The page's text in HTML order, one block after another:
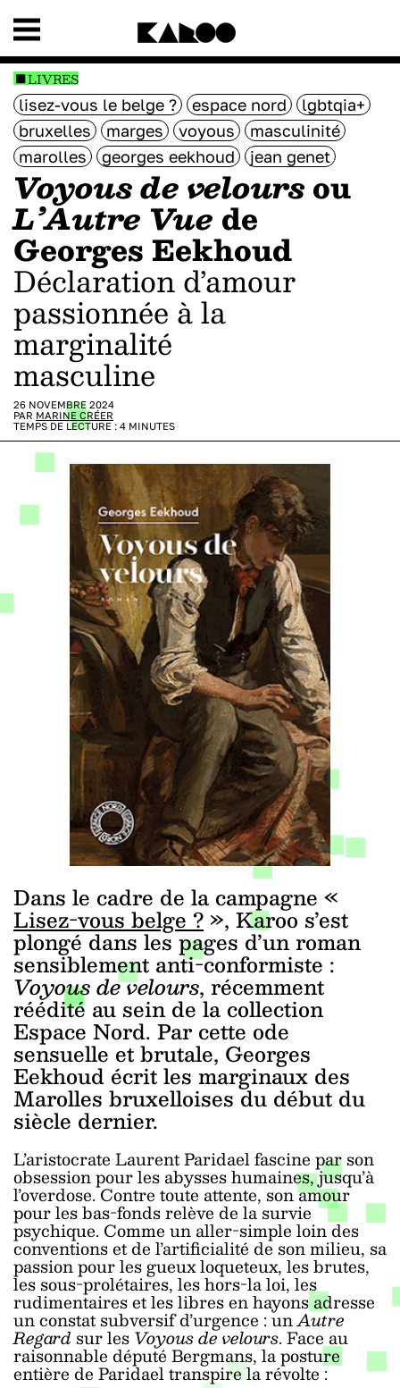
LIVRES
lisez-vous le belge ? espace nord
lgbtqia+
bruxelles
marges voyous
masculinité
marolles
georges eekhoud jean genet
Voyous de veloursou
L’Autre Vue de
Georges Eekhoud
Déclaration d’amour
passionnée à la
marginalité
masculine
26 NOVEMBRE 2024
PAR MARINE CRÉER
TEMPS DE LECTURE : 4 MINUTES
Dans le cadre de la campagne «
Lisez-vous belge ?», Karoo s’est
plongé dans les pages d’un roman
sensiblement anti-conformiste :
Voyous de velours, récemment
réédité au sein de la collection
Espace Nord. Par cette ode
sensuelle et brutale, Georges
Eekhoud écrit les marginaux des
Marolles bruxelloises du début du
siècle dernier.
L’aristocrate Laurent Paridael fascine par son
obsession pour les abysses humaines, jusqu’à
l’overdose. Contre toute attente, son amour
pour les bas-fonds relève de la survie
psychique. Comme un aller-simple loin des
conventions et de l’artificialité de son milieu, sa
passion pour les gueux loqueteux, les brutes,
les sous-prolétaires, les hors-la loi, les
rudimentaires et les libres en hayons adresse
un constat subversif d’urgence : unAutre
Regard sur lesVoyous de velours. Face au
raisonnable député Bergmans, la posture
entière de Paridael transpire la révolte :